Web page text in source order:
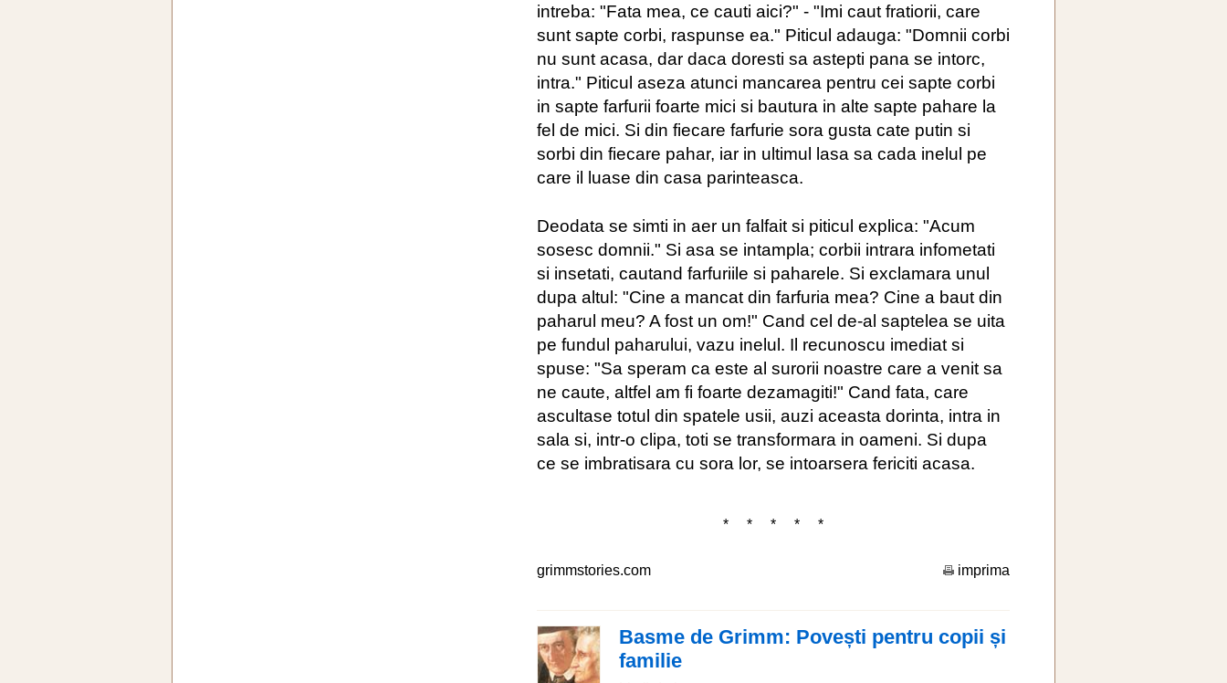
intreba: "Fata mea, ce cauti aici?" - "Imi caut fratiorii, care
sunt sapte corbi, raspunse ea." Piticul adauga: "Domnii corbi
nu sunt acasa, dar daca doresti sa astepti pana se intorc,
intra." Piticul aseza atunci mancarea pentru cei sapte corbi
in sapte farfurii foarte mici si bautura in alte sapte pahare la
fel de mici. Si din fiecare farfurie sora gusta cate putin si
sorbi din fiecare pahar, iar in ultimul lasa sa cada inelul pe
care il luase din casa parinteasca.
Deodata se simti in aer un falfait si piticul explica: "Acum
sosesc domnii." Si asa se intampla; corbii intrara infometati
si insetati, cautand farfuriile si paharele. Si exclamara unul
dupa altul: "Cine a mancat din farfuria mea? Cine a baut din
paharul meu? A fost un om!" Cand cel de-al saptelea se uita
pe fundul paharului, vazu inelul. Il recunoscu imediat si
spuse: "Sa speram ca este al surorii noastre care a venit sa
ne caute, altfel am fi foarte dezamagiti!" Cand fata, care
ascultase totul din spatele usii, auzi aceasta dorinta, intra in
sala si, intr-o clipa, toti se transformara in oameni. Si dupa
ce se imbratisara cu sora lor, se intoarsera fericiti acasa.
* * * * *
grimmstories.com imprima
Basme de Grimm: Povești pentru copii și
familie